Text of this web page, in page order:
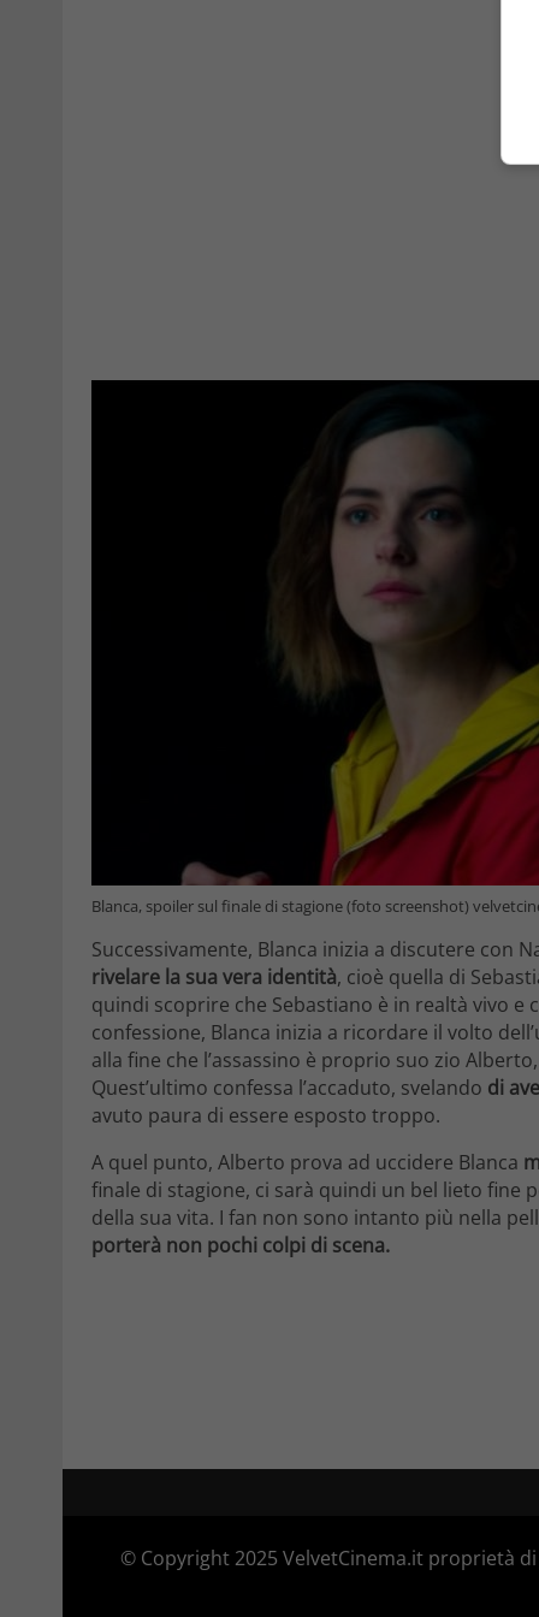
Blanca, spoiler sul finale di stagione (foto screenshot)
Successivamente, Blanca inizia a discutere con
rivelare la sua vera identità, cioè quella di
quindi scoprire che Sebastiano è in realtà vivo
confessione, Blanca inizia a ricordare il volto
alla fine che l’assassino è proprio suo zio
Quest’ultimo confessa l’accaduto, svelando di
avuto paura di essere esposto troppo.
A quel punto, Alberto prova ad uccidere Blanca
finale di stagione, ci sarà quindi un bel lieto fine
della sua vita. I fan non sono intanto più nella
porterà non pochi colpi di scena.
© Copyright 2025 VelvetCinema.it proprietà di